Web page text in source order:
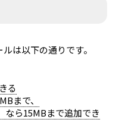
は以下の通りです。
る
まで、
ら15MBまで追加でき